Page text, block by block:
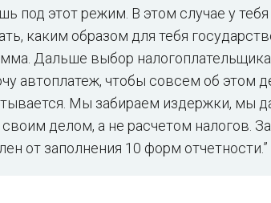
под этот режим. В этом случае у
каким образом для тебя
Дальше выбор
автоплатеж, чтобы совсем об этом
Мы забираем издержки, мы
делом, а не расчетом налогов.
от заполнения 10 форм отчетности.”